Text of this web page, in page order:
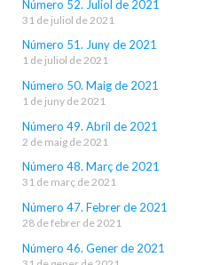
Número 52. Juliol de 2021
31 de juliol de 2021
Número 51. Juny de 2021
1 de juliol de 2021
Número 50. Maig de 2021
1 de juny de 2021
Número 49. Abril de 2021
2 de maig de 2021
Número 48. Març de 2021
31 de març de 2021
Número 47. Febrer de 2021
28 de febrer de 2021
Número 46. Gener de 2021